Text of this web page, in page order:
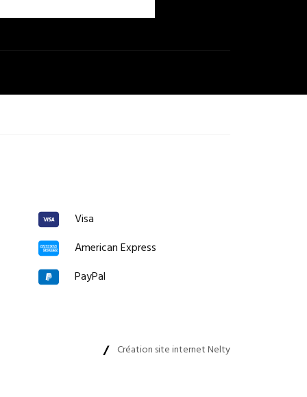
Visa
American Express
PayPal
Création site internet Nelty